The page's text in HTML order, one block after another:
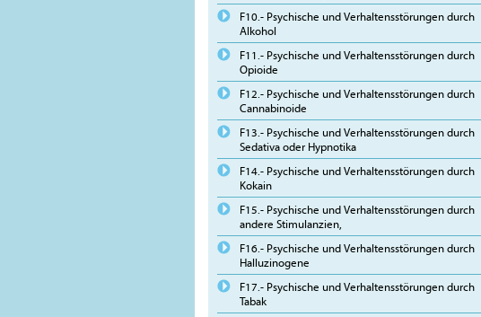
F10.- Psychische und Verhaltensstörungen durch
Alkohol
F11.- Psychische und Verhaltensstörungen durch
Opioide
F12.- Psychische und Verhaltensstörungen durch
Cannabinoide
F13.- Psychische und Verhaltensstörungen durch
Sedativa oder Hypnotika
F14.- Psychische und Verhaltensstörungen durch
Kokain
F15.- Psychische und Verhaltensstörungen durch
andere Stimulanzien,
F16.- Psychische und Verhaltensstörungen durch
Halluzinogene
F17.- Psychische und Verhaltensstörungen durch
Tabak